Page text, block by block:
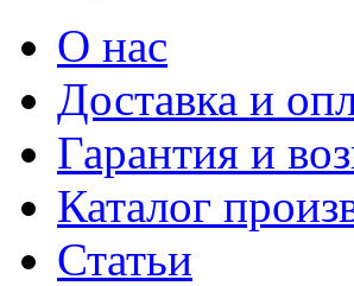
О нас
Доставка и
Гарантия и
Каталог
Статьи